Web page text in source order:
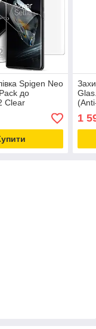
Spigen Neo
до
Clear
1